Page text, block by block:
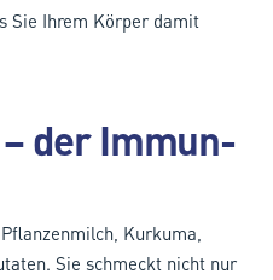
Sie Ihrem Körper damit
der Immun-
Kurkuma,
Sie schmeckt nicht nur